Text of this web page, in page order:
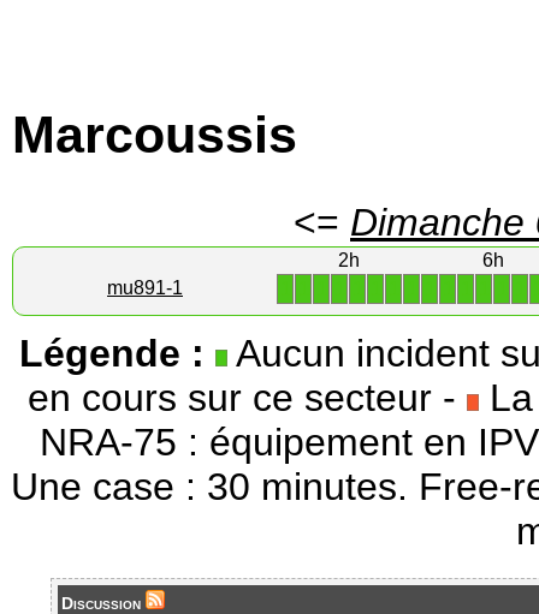
Marcoussis
<= Dimanche
2h
6h
mu891-1
Légende :
Aucun incident
en cours sur ce secteur - La
NRA-75 : équipement en
Une case : 30 minutes. Free-
Discussion